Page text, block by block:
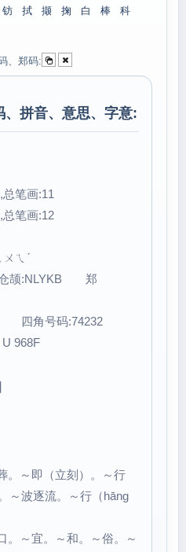
钫 拭 撷 掬 白 棒
科
、郑码:
、拼音、意思、字意:
笔画:11
笔画:12
ㄟˊ
颉:NLYKB 郑
四角号码:74232
968F
。～即（立刻）。～行
～波逐流。～行（hāng
。～宜。～和。～俗。～